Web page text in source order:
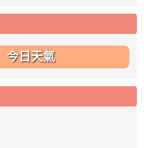
今日天氣